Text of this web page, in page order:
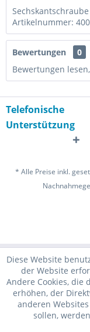
Artikelnummer:
Bewertungen
0
Bewertungen
Telefonische
Unterstützung
* Alle Preise inkl.
Diese Website
der Website
Andere Cookies, die
erhöhen, der
anderen
sollen,